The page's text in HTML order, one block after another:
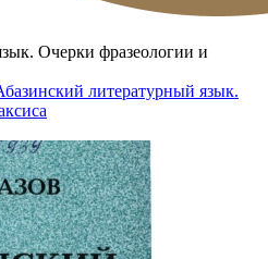
Очерки фразеологии и
литературный язык.